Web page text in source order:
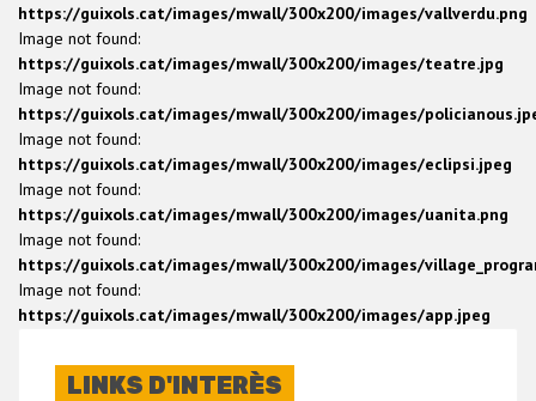
LINKS D'INTERÈS
https://guixols.cat/images/mwall/300x200/images/vallverdu.png
Image not found:
https://guixols.cat/images/mwall/300x200/images/teatre.jpg
Image not found:
https://guixols.cat/images/mwall/300x200/images/
Image not found:
https://guixols.cat/images/mwall/300x200/images/eclipsi.jpeg
Image not found:
https://guixols.cat/images/mwall/300x200/images/uanita.png
Image not found:
https://guixols.cat/images/mwall/300x200/images/
Image not found:
https://guixols.cat/images/mwall/300x200/images/app.jpeg